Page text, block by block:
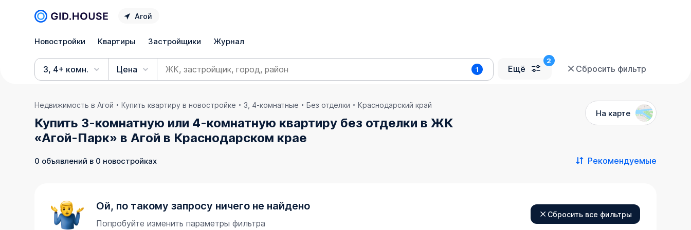
Агой
Новостройки Квартиры Застройщики Журнал
3, 4+ комн. Цена 1 Ещё Сбросить фильтр
Недвижимость в Агой Купить квартиру в новостройке 3, 4-комнатные Без отделки Краснодарский край
Купить 3-комнатную или 4-комнатную квартиру без отделки в ЖК
«Агой-Парк» в Агой в Краснодарском крае
На карте
0 объявлений в 0 новостройках Рекомендуемые
Ой, по такому запросу ничего не найдено
Попробуйте изменить параметры фильтра
Сбросить все фильтры